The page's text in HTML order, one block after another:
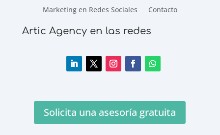
Marketing en Redes Sociales
Contacto
Artic Agency en las redes
Solicita una asesoría gratuita